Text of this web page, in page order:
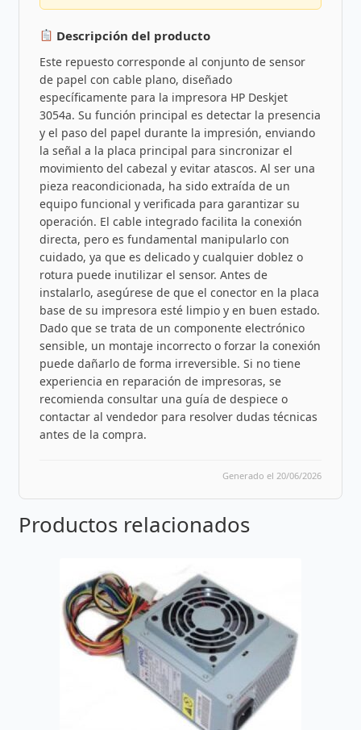
Descripción del producto
Este repuesto corresponde al conjunto de sensor
de papel con cable plano, diseñado
específicamente para la impresora HP Deskjet
3054a. Su función principal es detectar la presencia
y el paso del papel durante la impresión, enviando
la señal a la placa principal para sincronizar el
movimiento del cabezal y evitar atascos. Al ser una
pieza reacondicionada, ha sido extraída de un
equipo funcional y verificada para garantizar su
operación. El cable integrado facilita la conexión
directa, pero es fundamental manipularlo con
cuidado, ya que es delicado y cualquier doblez o
rotura puede inutilizar el sensor. Antes de
instalarlo, asegúrese de que el conector en la placa
base de su impresora esté limpio y en buen estado.
Dado que se trata de un componente electrónico
sensible, un montaje incorrecto o forzar la conexión
puede dañarlo de forma irreversible. Si no tiene
experiencia en reparación de impresoras, se
recomienda consultar una guía de despiece o
contactar al vendedor para resolver dudas técnicas
antes de la compra.
Generado el 20/06/2026
Productos relacionados